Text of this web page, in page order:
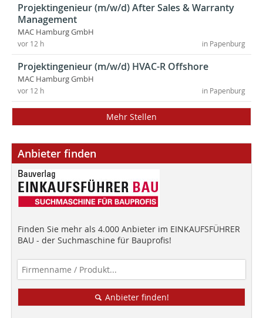
Projektingenieur (m/w/d) After Sales & Warranty
Management
MAC Hamburg GmbH
in Papenburg
vor 12 h
Projektingenieur (m/w/d) HVAC-R Offshore
MAC Hamburg GmbH
in Papenburg
vor 12 h
Mehr Stellen
Anbieter finden
Finden Sie mehr als 4.000 Anbieter im EINKAUFSFÜHRER
BAU - der Suchmaschine für Bauprofis!
Anbieter finden!